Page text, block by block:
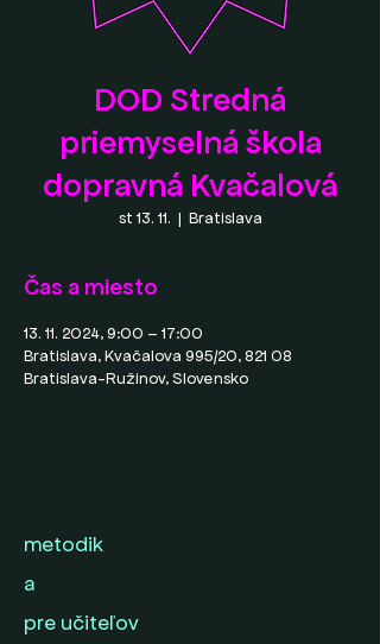
DOD Stredná
priemyselná škola
dopravná Kvačalová
st 13. 11.
  |
Bratislava
Čas a miesto
13. 11. 2024, 9:00 – 17:00
Bratislava, Kvačalova 995/20, 821 08
Bratislava-Ružinov, Slovensko
metodik
a
pre učiteľov